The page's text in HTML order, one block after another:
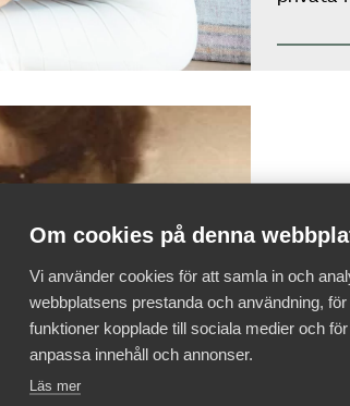
Om cookies på denna
Vi använder cookies för att samla in och
webbplatsens prestanda och användning,
funktioner kopplade till sociala medier och
anpassa innehåll och annonser.
Läs mer